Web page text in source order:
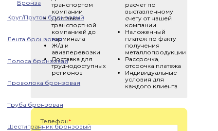
Бронза
Круг/Пруток бронзовый
Лента бронзовая
Полоса бронзовая
Проволока бронзовая
Труба бронзовая
Шестигранник бронзовый
транспортом
компании
Доставка
транспортной
компанией до
терминала
Ж/д и
авиаперевозки
Доставка для
труднодоступных
регионов
расчет по
выставленному
счету от нашей
компании
Наложенный
платеж по факту
получения
металлопродукции
Рассрочка,
отсрочка платежа
Индивидуальные
условия для
каждого клиента
Телефон*